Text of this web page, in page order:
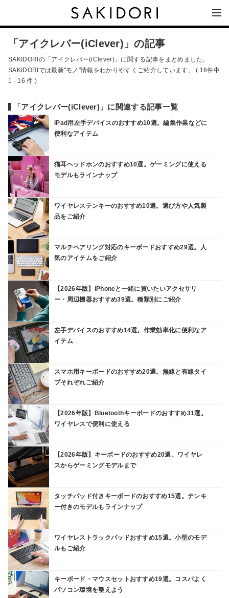
「アイクレバー(iClever)」の記事
SAKIDORIの「アイクレバー(iClever)」に関する記事をまとめました。
SAKIDORIでは最新"モノ"情報をわかりやすくご紹介しています。 ( 16件中
1 - 16 件 )
「アイクレバー(iClever)」に関連する記事一覧
iPad用左手デバイスのおすすめ10選。編集作業などに
便利なアイテム
猫耳ヘッドホンのおすすめ10選。ゲーミングに使える
モデルもラインナップ
ワイヤレステンキーのおすすめ10選。選び方や人気製
品をご紹介
マルチペアリング対応のキーボードおすすめ29選。人
気のアイテムをご紹介
【2026年版】iPhoneと一緒に買いたいアクセサリ
ー・周辺機器おすすめ39選。種類別にご紹介
左手デバイスのおすすめ14選。作業効率化に便利なア
イテム
スマホ用キーボードのおすすめ20選。無線と有線タイ
プそれぞれご紹介
【2026年版】Bluetoothキーボードのおすすめ31選。
ワイヤレスで便利に使える
【2026年版】キーボードのおすすめ20選。ワイヤレ
スからゲーミングモデルまで
タッチパッド付きキーボードのおすすめ15選。テンキ
ー付きのモデルもラインナップ
ワイヤレストラックパッドおすすめ15選。小型のモデ
ルもご紹介
キーボード・マウスセットおすすめ19選。コスパよく
パソコン環境を整えよう